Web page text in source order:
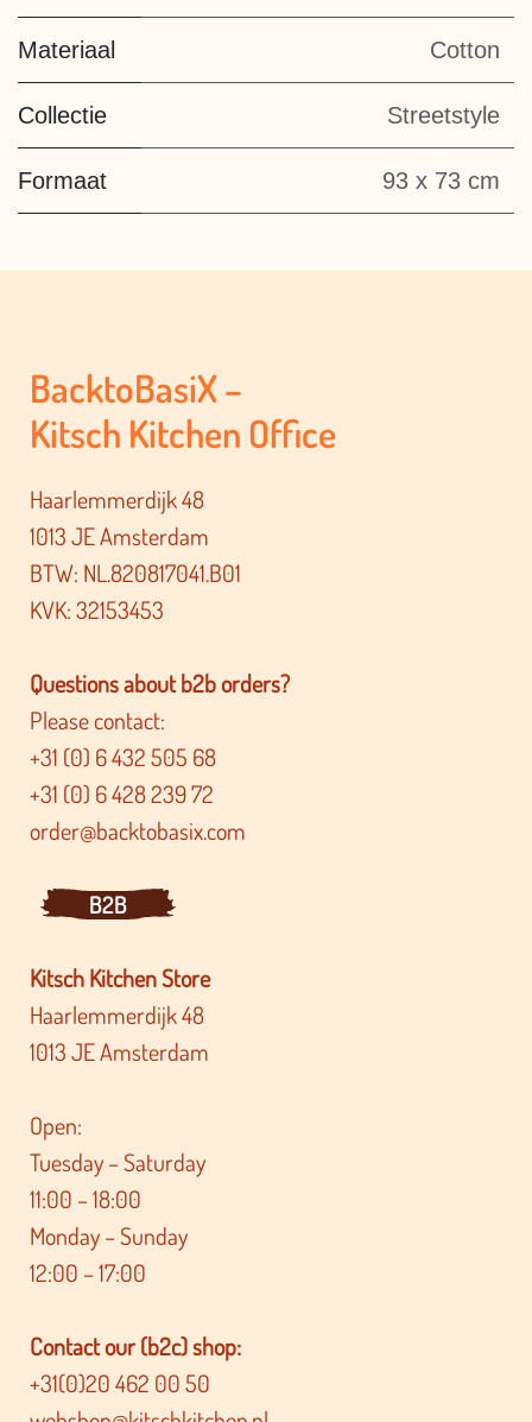
Materiaal Cotton
Collectie Streetstyle
Formaat 93 x 73 cm
BacktoBasiX –
Kitsch Kitchen Office
Haarlemmerdijk 48
1013 JE Amsterdam
BTW: NL.820817041.B01
KVK: 32153453
Questions about b2b orders?
Please contact:
+31 (0) 6 432 505 68
+31 (0) 6 428 239 72
order@backtobasix.com
B2B
Kitsch Kitchen Store
Haarlemmerdijk 48
1013 JE Amsterdam
Open:
Tuesday – Saturday
11:00 – 18:00
Monday – Sunday
12:00 – 17:00
Contact our (b2c) shop:
+31(0)20 462 00 50